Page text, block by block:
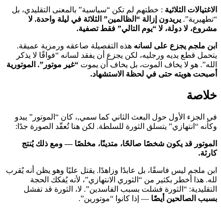
الاغتيالات الثلاثية : خطتهم لم تكن “سياسية” بالمعنى التقليدي، بل
“تطهيرية”. يريدون إزالة “الظالمين” الثلاثة في ليلة واحدة. لا
مشروع، لا دولة، لا “يوم التالي” فقط تصفية.
ابن ملجم يجزع على لسانه هذه التفصيلة صاعقه ورمزية عميقة.
يتحمل قطع يديه ورجليه، لكن يجزع أن يفقد لسانه “فواقًا لا يذكر
الله”. هو لا يخاف الموت، بل يخاف أن يموت “غير موتور”. الموتورية
أصبحت هويته حتى في لحظة الاستشهاد.
خلاصة
في الجزء الأول حول البعث الثاني كما سمي,، كان “الموتور” يبدو
وكأنه “انتهازي” يتسلق الثورة للسلطة. لكن هنا تُعقّد الصورة جدًا:
الموتور قد يكون شخصًا صالحًا، متدينًا، مخلصًا — ومع ذلك يُنتج
كارثة.
ابن ملجم ليس فاسقًا، بل عابدًا وزاهدًا. يقتل عليًا وهو يظن أنه يُقرب
لله. هذا أخطر بكثير من “الثوري الانتهازي”، لأنه يُفكك الحجة
التقليدية: “الثورة فشلت بسبب الفاسدين”. لا، الثورة قد تفشل
بسبب الصالحين أيضًا — إذا كانوا “موتورين”.